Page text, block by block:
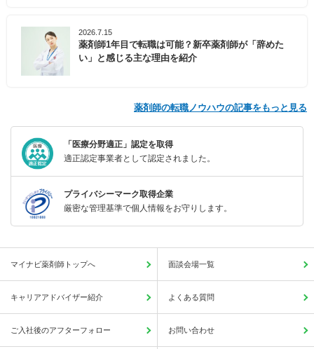
2026.7.15
薬剤師1年目で転職は可能？新卒薬剤師が「辞めた
い」と感じる主な理由を紹介
薬剤師の転職ノウハウの記事をもっと見る
「医療分野適正」認定を取得
適正認定事業者として認定されました。
プライバシーマーク取得企業
厳密な管理基準で個人情報をお守りします。
マイナビ薬剤師トップへ 面談会場一覧
キャリアアドバイザー紹介 よくある質問
ご入社後のアフターフォロー お問い合わせ